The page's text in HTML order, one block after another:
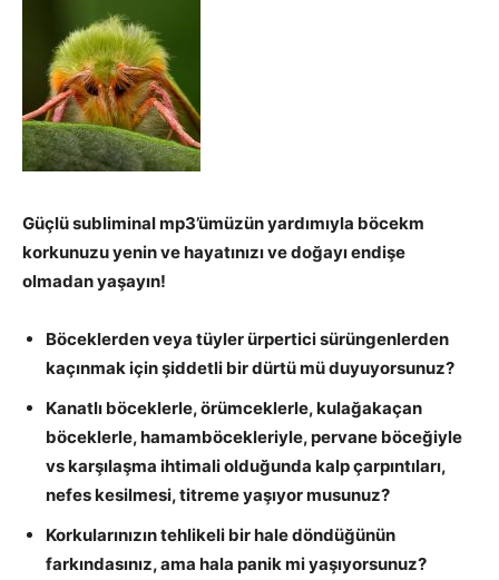
Güçlü subliminal mp3’ümüzün yardımıyla böcekm
korkunuzu yenin ve hayatınızı ve doğayı endişe
olmadan yaşayın!
Böceklerden veya tüyler ürpertici sürüngenlerden
kaçınmak için şiddetli bir dürtü mü duyuyorsunuz?
Kanatlı böceklerle, örümceklerle, kulağakaçan
böceklerle, hamamböcekleriyle, pervane böceğiyle
vs karşılaşma ihtimali olduğunda kalp çarpıntıları,
nefes kesilmesi, titreme yaşıyor musunuz?
Korkularınızın tehlikeli bir hale döndüğünün
farkındasınız, ama hala panik mi yaşıyorsunuz?